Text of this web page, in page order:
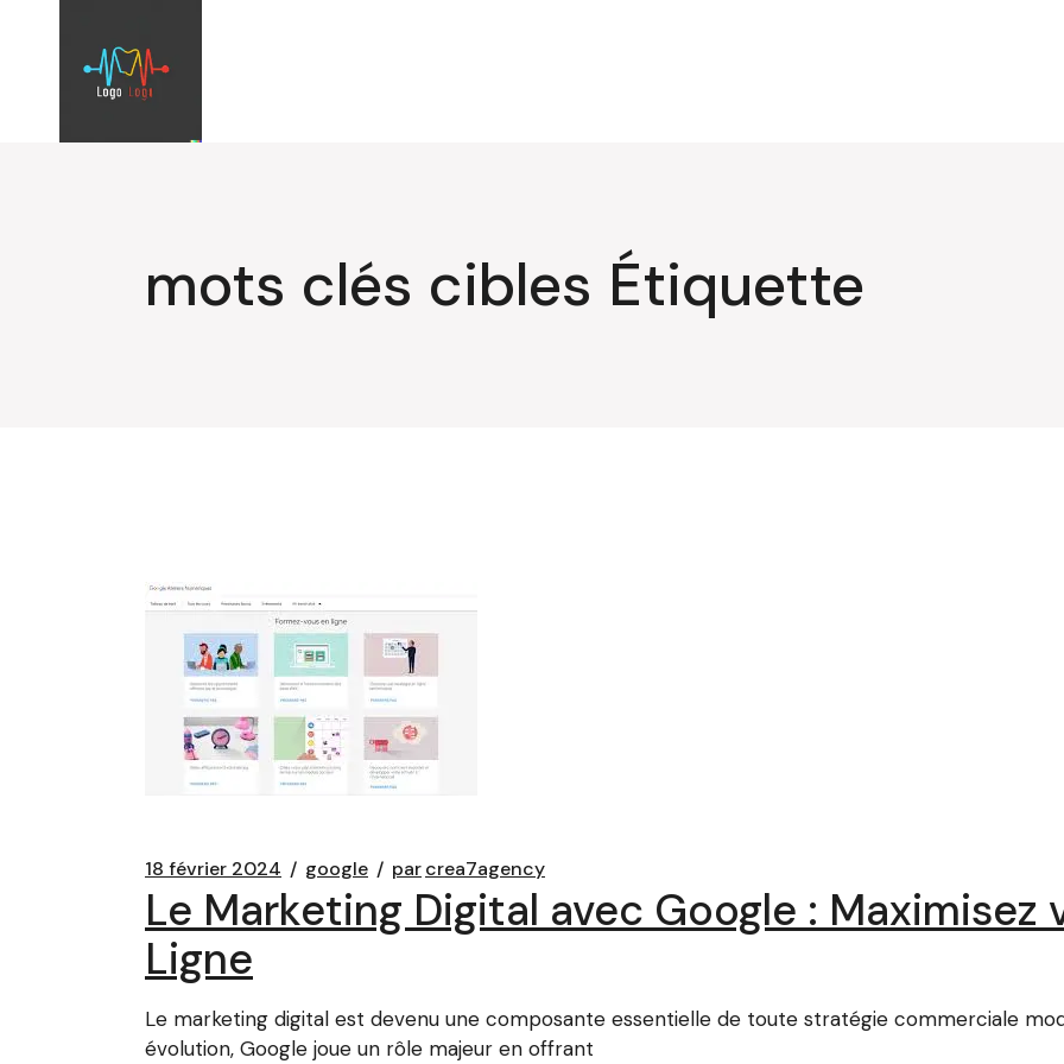
mots clés cibles Étiquette
18 février 2024 google parcrea7agency
Le Marketing Digital avec Google :
Ligne
Le marketing digital est devenu une composante essentielle de toute stratégie commerciale
évolution, Google joue un rôle majeur en offrant